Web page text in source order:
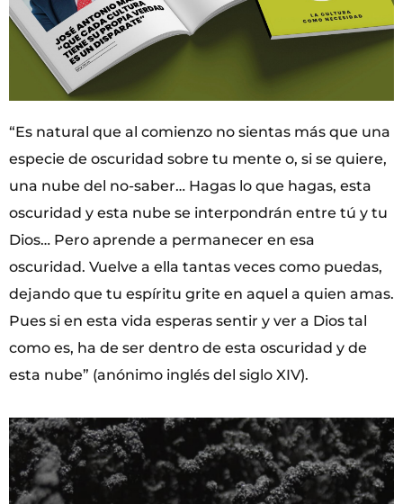
“Es natural que al comienzo no sientas más que una
especie de oscuridad sobre tu mente o, si se quiere,
una nube del no-saber… Hagas lo que hagas, esta
oscuridad y esta nube se interpondrán entre tú y tu
Dios… Pero aprende a permanecer en esa
oscuridad. Vuelve a ella tantas veces como puedas,
dejando que tu espíritu grite en aquel a quien amas.
Pues si en esta vida esperas sentir y ver a Dios tal
como es, ha de ser dentro de esta oscuridad y de
esta nube” (anónimo inglés del siglo XIV).